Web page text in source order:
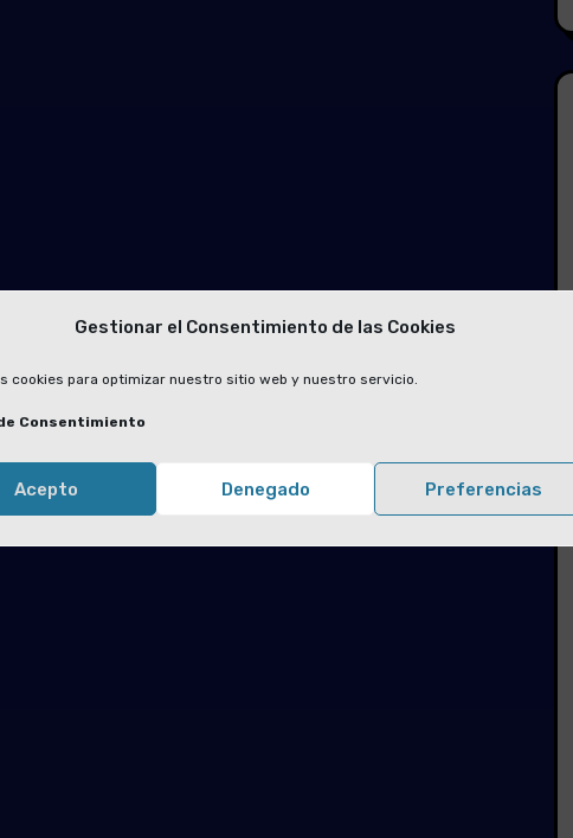
Gestionar el Consentimiento de las Cookies
cookies para optimizar nuestro sitio web y nuestro servicio.
Consentimiento
Acepto Denegado Preferencias